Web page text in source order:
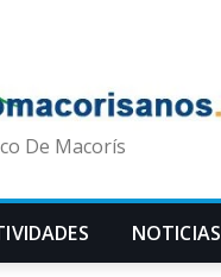
De Macorís
NOTICIAS